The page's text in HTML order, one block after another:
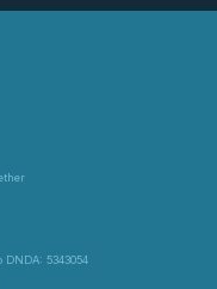
5343054